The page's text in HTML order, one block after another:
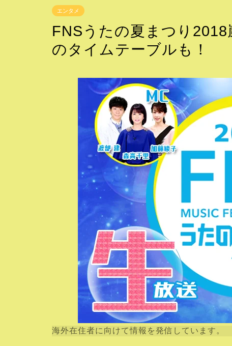
エンタメ
FNSうたの夏まつり
のタイムテーブルも！
海外在住者に向けて情報を発信しています。